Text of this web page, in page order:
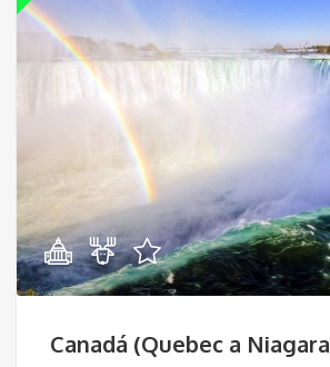
Canadá (Quebec a